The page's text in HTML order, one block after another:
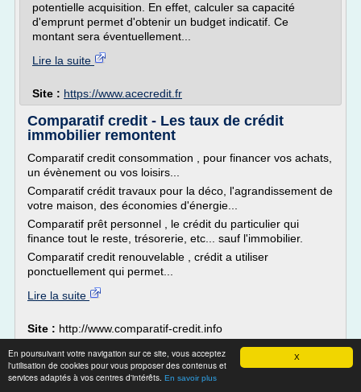
X
En poursuivant votre navigation sur ce site, vous acceptez
l'utilisation de cookies pour vous proposer des contenus et
services adaptés à vos centres d'intérêts. En savoir plus
potentielle acquisition. En effet, calculer sa capacité
d'emprunt permet d'obtenir un budget indicatif. Ce
montant sera éventuellement...
Lire la suite
Site : https://www.acecredit.fr
Comparatif credit - Les taux de crédit
immobilier remontent
Comparatif credit consommation , pour financer vos achats,
un évènement ou vos loisirs...
Comparatif crédit travaux pour la déco, l'agrandissement de
votre maison, des économies d'énergie...
Comparatif prêt personnel , le crédit du particulier qui
finance tout le reste, trésorerie, etc... sauf l'immobilier.
Comparatif credit renouvelable , crédit a utiliser
ponctuellement qui permet...
Lire la suite
Site : http://www.comparatif-credit.info
HISTORIQUE TAUX DE REFERENCE OAT
10 ans FRANCE et EUROPE ...